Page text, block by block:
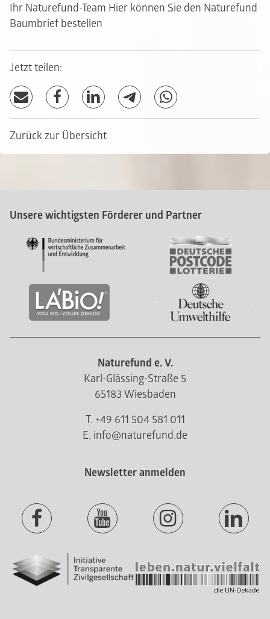
Ihr Naturefund-Team Hier können Sie den Naturefund
Baumbrief bestellen
Jetzt teilen:
Zurück zur Übersicht
Unsere wichtigsten Förderer und Partner
Naturefund e. V.
Karl-Glässing-Straße 5
65183 Wiesbaden
T. +49 611 504 581 011
E. info@naturefund.de
Newsletter anmelden